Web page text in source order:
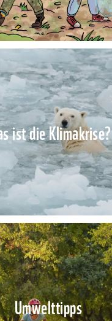
ist die Klimakrise?
Umwelttipps